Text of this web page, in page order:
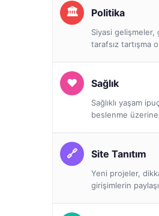
Politika
Siyasi
tarafsız tartışma
Sağlık
Sağlıklı yaşam
beslenme
Site Tanıtım
Yeni projeler,
girişimlerin